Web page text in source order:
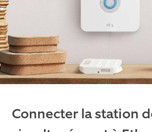
Connecter la station